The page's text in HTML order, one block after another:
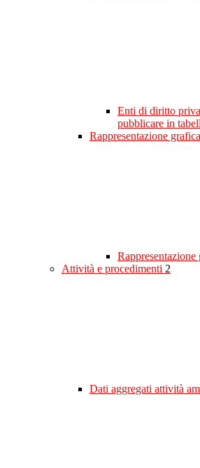
Enti di diritto
pubblicare in
Rappresentazione grafica
Rappresentazione
Attività e procedimenti 2
Dati aggregati attività